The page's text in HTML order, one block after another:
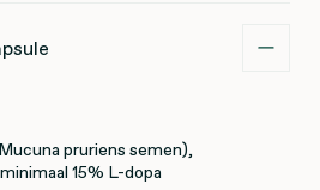
pruriens semen),
15% L-dopa